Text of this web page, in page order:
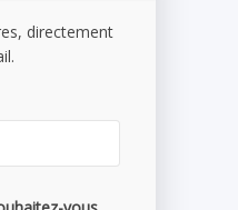
directement